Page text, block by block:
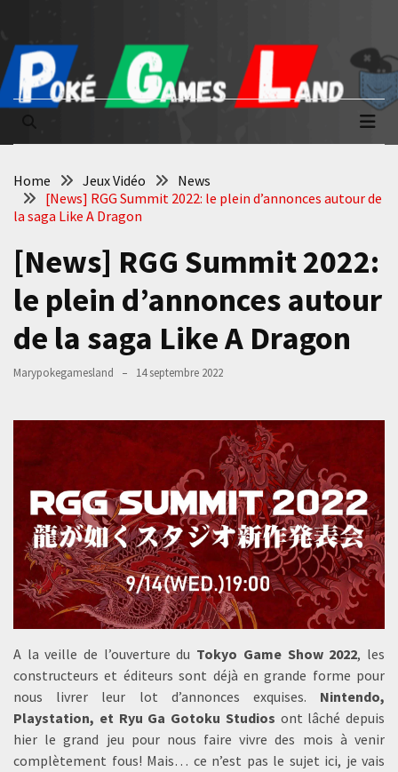
content
content
Poké Games
La passion du jeu vidéo
Home Jeux Vidéo
News
[News] RGG Summit 2022: le plein d’annonces autour de
la saga Like A Dragon
[News] RGG Summit 2022:
le plein d’annonces autour
de la saga Like A Dragon
Marypokegamesland 14 septembre 2022
A la veille de l’ouverture du Tokyo Game Show 2022, les
constructeurs et éditeurs sont déjà en grande forme pour
nous livrer leur lot d’annonces exquises. Nintendo,
Playstation, et Ryu Ga Gotoku Studios ont lâché depuis
hier le grand jeu pour nous faire vivre des mois à venir
complètement fous! Mais… ce n’est pas le sujet ici, je vais